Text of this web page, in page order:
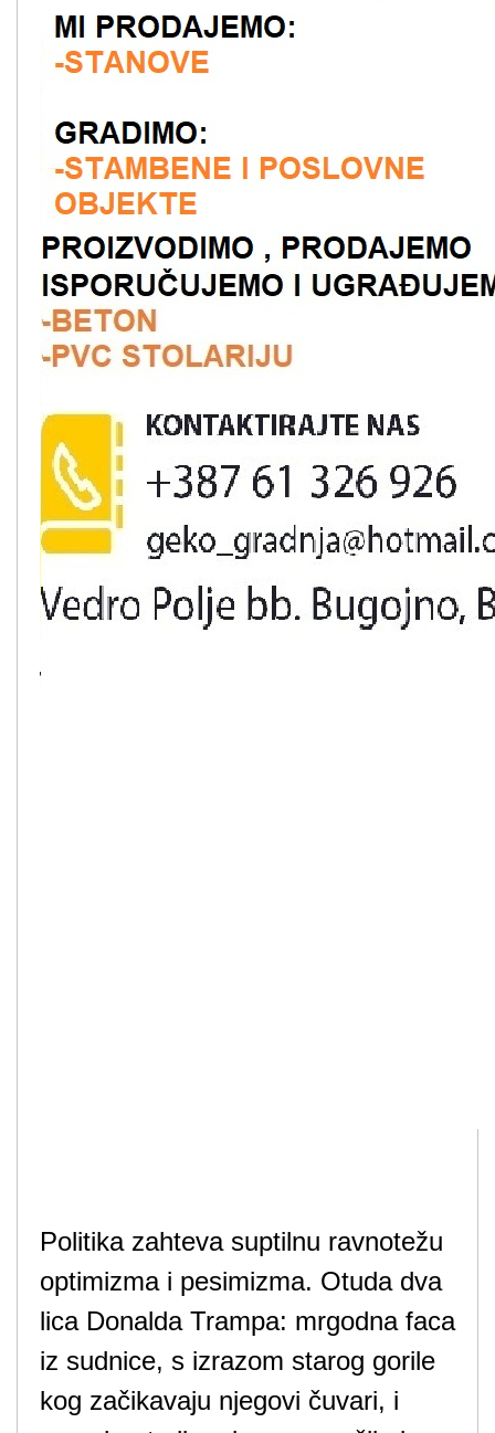
Politika zahteva suptilnu ravnotežu
optimizma i pesimizma. Otuda dva
lica Donalda Trampa: mrgodna faca
iz sudnice, s izrazom starog gorile
kog začikavaju njegovi čuvari, i